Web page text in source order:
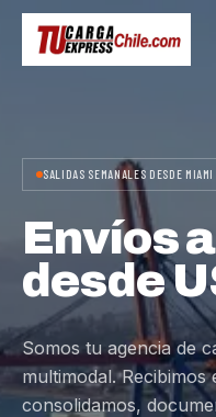
SALIDAS SEMANALES DESDE MIAMI
Envíos
desde
Somos tu agencia de
multimodal. Recibimos
consolidamos,